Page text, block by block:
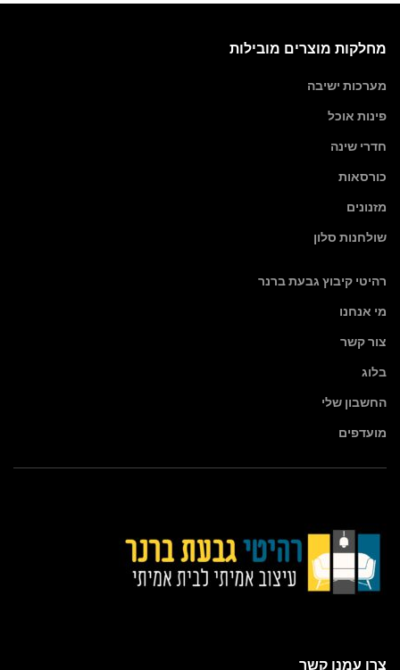
מחלקות מוצרים מובילות
מערכות ישיבה
פינות אוכל
חדרי שינה
כורסאות
מזנונים
שולחנות סלון
רהיטי קיבוץ גבעת ברנר
מי אנחנו
צור קשר
בלוג
החשבון שלי
מועדפים
צרו עמנו קשר